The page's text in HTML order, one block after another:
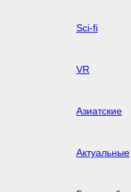
Sci-fi
VR
Азиатские
Актуальные